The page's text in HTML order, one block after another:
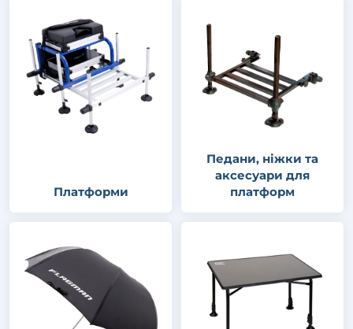
Платформи
Педани, ніжки та
аксесуари для
платформ